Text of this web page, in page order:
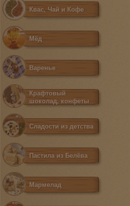
Квас, Чай и Кофе
Мёд
Варенье
Крафтовый
шоколад, конфеты
Сладости из детства
Пастила из Белёва
Мармелад